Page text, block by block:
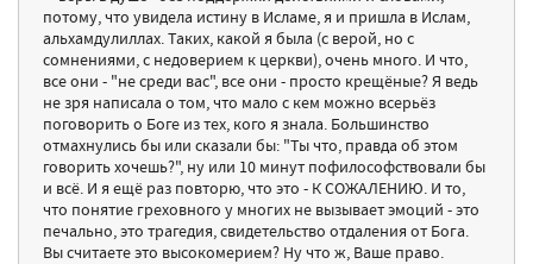
потому, что увидела истину в Исламе, я и пришла в Ислам,
альхамдулиллах. Таких, какой я была (с верой, но с
сомнениями, с недоверием к церкви), очень много. И что,
все они - "не среди вас", все они - просто крещёные? Я ведь
не зря написала о том, что мало с кем можно всерьёз
поговорить о Боге из тех, кого я знала. Большинство
отмахнулись бы или сказали бы: "Ты что, правда об этом
говорить хочешь?", ну или 10 минут пофилософствовали бы
и всё. И я ещё раз повторю, что это - К СОЖАЛЕНИЮ. И то,
что понятие греховного у многих не вызывает эмоций - это
печально, это трагедия, свидетельство отдаления от Бога.
Вы считаете это высокомерием? Ну что ж, Ваше право.